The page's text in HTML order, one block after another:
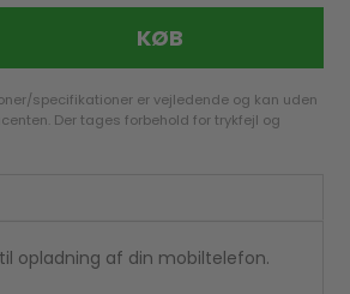
KØB
specifikationer er vejledende og kan uden
Der tages forbehold for trykfejl og
opladning af din mobiltelefon.